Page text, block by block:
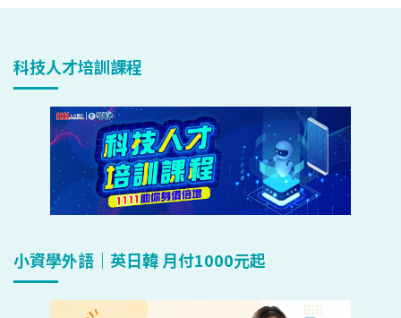
科技人才培訓課程
小資學外語｜英日韓 月付1000元起